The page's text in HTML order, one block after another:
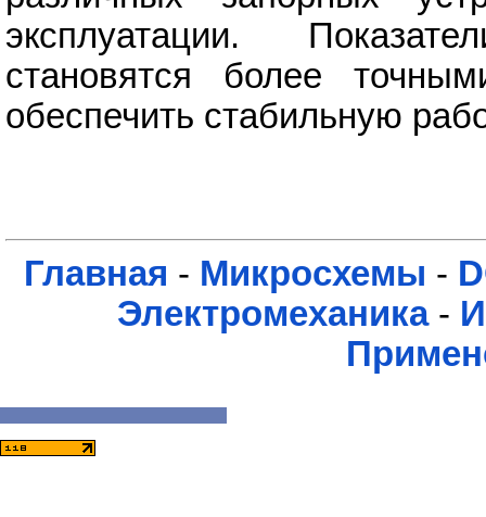
эксплуатации.
становятся более
обеспечить стабильную
Главная - Микросхемы -
Электромеханика-